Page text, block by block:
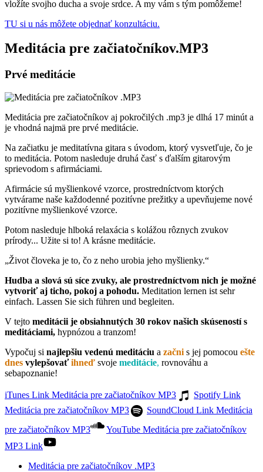
vložíte svojho ducha a svoje srdce. A my vám s tým pomôžeme!
TU si u nás môžete objednať konzultáciu.
Meditácia pre začiatočníkov.MP3
Prvé meditácie
Meditácia pre začiatočníkov aj pokročilých .mp3 je dlhá 17 minút a
je vhodná najmä pre prvé meditácie.
Na začiatku je meditatívna gitara s úvodom, ktorý vysvetľuje, čo je
to meditácia. Potom nasleduje druhá časť s ďalším gitarovým
sprievodom s afirmáciami.
Afirmácie sú myšlienkové vzorce, prostredníctvom ktorých
vytvárame naše každodenné pozitívne prežitky a upevňujeme nové
pozitívne myšlienkové vzorce.
Potom nasleduje hlboká relaxácia s kolážou rôznych zvukov
prírody... Užite si to! A krásne meditácie.
„Život človeka je to, čo z neho urobia jeho myšlienky.“
Hudba a slová sú síce zvuky, ale prostredníctvom nich je možné
vytvoriť aj ticho, pokoj a pohodu. Meditation lernen ist sehr
einfach. Lassen Sie sich führen und begleiten.
V tejto meditácii je obsiahnutých 30 rokov našich skúseností s
meditáciami, hypnózou a tranzom!
Vypočuj si najlepšiu vedenú meditáciu a začni s jej pomocou ešte
dnes vylepšovať ihneď svoje meditácie, rovnováhu a
sebapoznanie!
iTunes Link Meditácia pre začiatočníkov MP3
Spotify Link
Meditácia pre začiatočníkov MP3
SoundCloud Link Meditácia
pre začiatočníkov MP3
YouTube Meditácia pre začiatočníkov
MP3 Link
Meditácia pre začiatočníkov .MP3